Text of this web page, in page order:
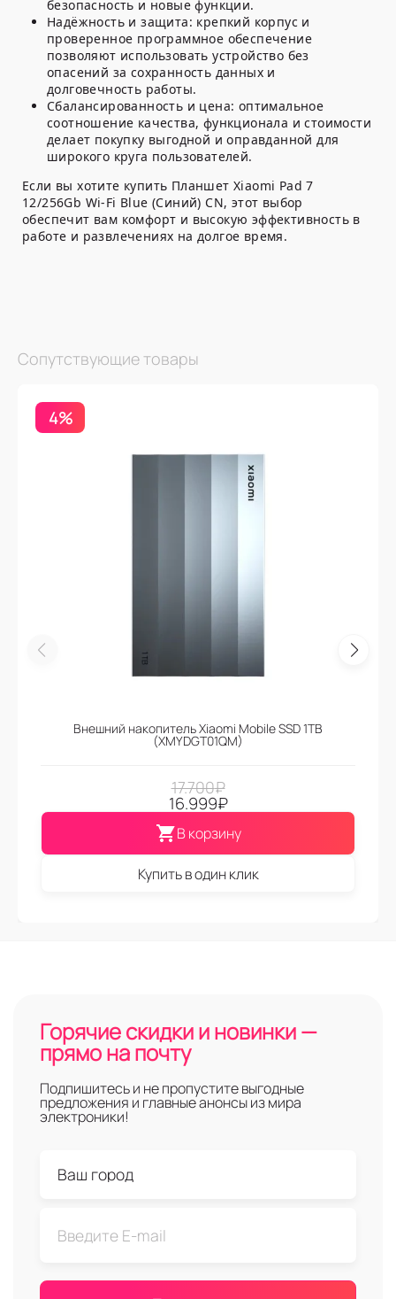
безопасность и новые функции.
Надёжность и защита: крепкий корпус и
проверенное программное обеспечение
позволяют использовать устройство без
опасений за сохранность данных и
долговечность работы.
Сбалансированность и цена: оптимальное
соотношение качества, функционала и стоимости
делает покупку выгодной и оправданной для
широкого круга пользователей.
Если вы хотите купить Планшет Xiaomi Pad 7
12/256Gb Wi-Fi Blue (Синий) CN, этот выбор
обеспечит вам комфорт и высокую эффективность в
работе и развлечениях на долгое время.
Сопутствующие товары
4%
Внешний накопитель Xiaomi Mobile SSD 1TB
(XMYDGT01QM)
17.700₽
16.999₽
В корзину
Купить в один клик
Горячие скидки и новинки —
прямо на почту
Подпишитесь и не пропустите выгодные
предложения и главные анонсы из мира
электроники!